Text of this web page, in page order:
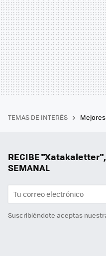
TEMAS DE INTERÉS
RECIBE "Xatakaletter",
SEMANAL
Suscribiéndote aceptas